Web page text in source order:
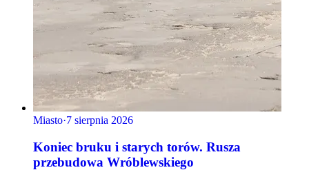
Miasto·7 sierpnia 2026
Koniec bruku i starych torów. Rusza
przebudowa Wróblewskiego